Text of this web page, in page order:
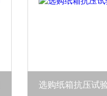
选购纸箱抗压试